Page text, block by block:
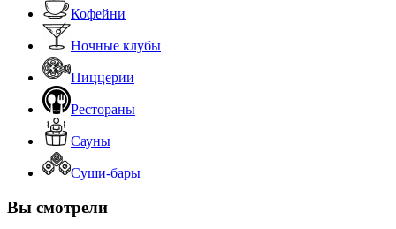
Кофейни
Ночные клубы
Пиццерии
Рестораны
Сауны
Суши-бары
Вы смотрели